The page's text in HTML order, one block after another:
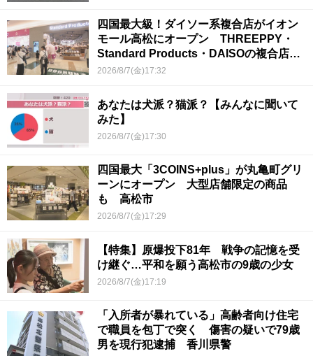
四国最大級！ダイソー系複合店がイオン
モール高松にオープン THREEPPY・
Standard Products・DAISOの複合店は
香川県初
2026/8/7(金)17:32
あなたは犬派？猫派？【みんなに聞いて
みた】
2026/8/7(金)17:30
四国最大「3COINS+plus」が丸亀町グリ
ーンにオープン 大型店舗限定の商品
も 高松市
2026/8/7(金)17:29
【特集】原爆投下81年 戦争の記憶を受
け継ぐ…平和を願う高松市の9歳の少女
2026/8/7(金)17:19
「入所者が暴れている」高齢者向け住宅
で職員を包丁で突く 傷害の疑いで79歳
男を現行犯逮捕 香川県警